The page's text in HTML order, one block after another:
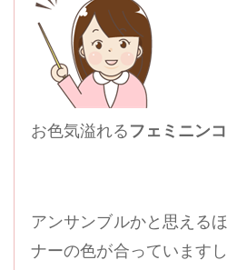
お色気溢れる フェミニン
アンサンブルかと思える
ナーの色が合っています